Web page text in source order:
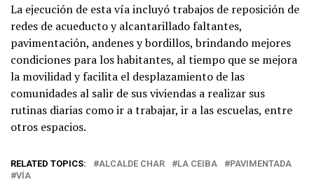
La ejecución de esta vía incluyó trabajos de reposición de
redes de acueducto y alcantarillado faltantes,
pavimentación, andenes y bordillos, brindando mejores
condiciones para los habitantes, al tiempo que se mejora
la movilidad y facilita el desplazamiento de las
comunidades al salir de sus viviendas a realizar sus
rutinas diarias como ir a trabajar, ir a las escuelas, entre
otros espacios.
RELATED TOPICS: ALCALDE CHAR LA CEIBA
PAVIMENTADA
VÍA